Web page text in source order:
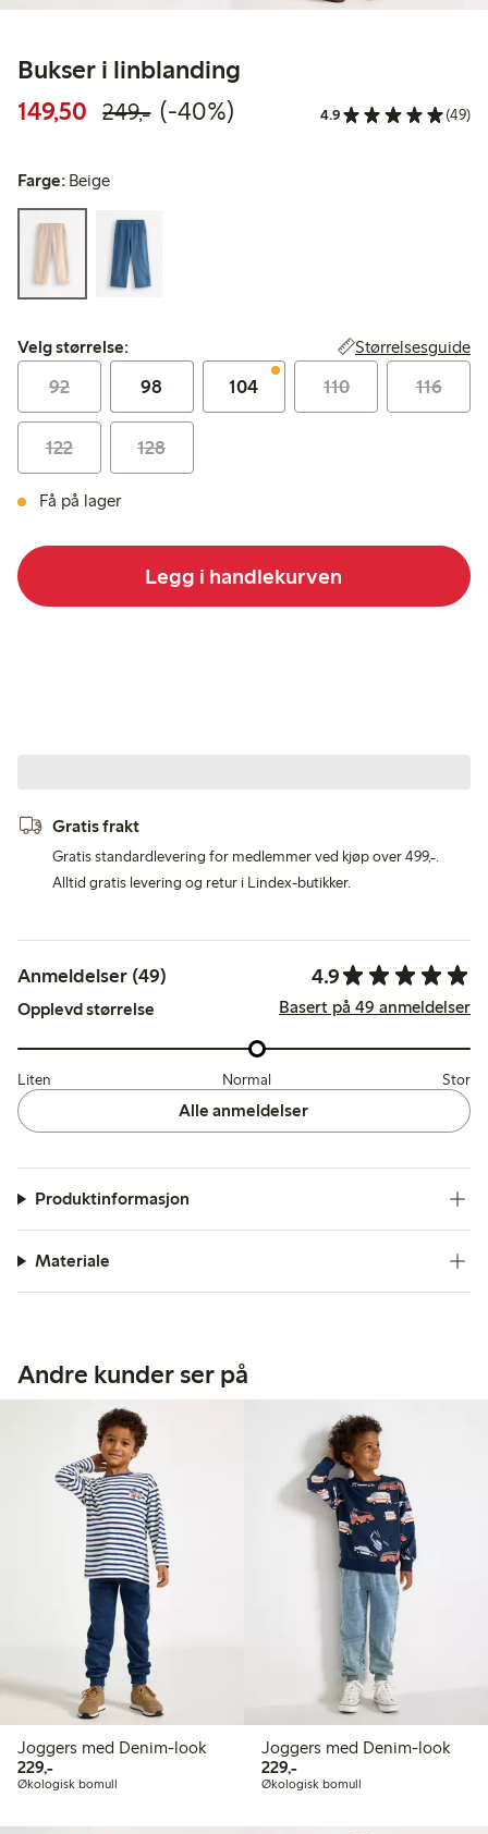
Bukser i linblanding
149,50 Rabattert pris: 149,50 kr
249,-Vanlig pris: 249,00 kr
40% rabatt
(-40%) 4.9 (49)
Farge: Beige
Velg størrelse:
Velg størrelse: Størrelsesguide
92 98 104 110 116
122 128
Få på lager
Legg i handlekurven
Gratis frakt
Gratis standardlevering for medlemmer ved kjøp over 499,-.
Alltid gratis levering og retur i Lindex-butikker.
Anmeldelser (49) 4.9
Opplevd størrelse Basert på 49 anmeldelser
Liten Normal Stor
Alle anmeldelser
Produktinformasjon
Materiale
Andre kunder ser på
Joggers med Denim-look
229,-229,00 kr
Økologisk bomull
Joggers med Denim-look
229,-229,00 kr
Økologisk bomull